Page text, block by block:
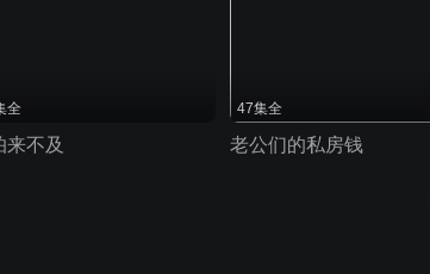
全
来不及
47集全
老公们的私房钱